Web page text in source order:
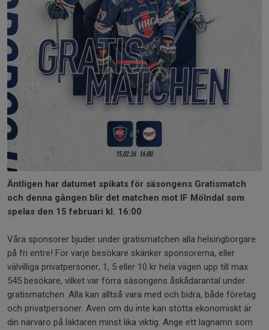
Äntligen har datumet spikats för säsongens Gratismatch
och denna gången blir det matchen mot IF Mölndal som
spelas den 15 februari kl. 16:00
Våra sponsorer bjuder under gratismatchen alla helsingborgare
på fri entre! För varje besökare skänker sponsorerna, eller
välvilliga privatpersoner, 1, 5 eller 10 kr hela vägen upp till max
545 besökare, vilket var förra säsongens åskådarantal under
gratismatchen. Alla kan alltså vara med och bidra, både företag
och privatpersoner. Även om du inte kan stötta ekonomiskt är
din närvaro på läktaren minst lika viktig. Ange ett lagnamn som